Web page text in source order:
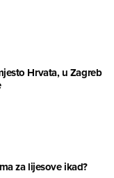
Hrvata, u Zagreb
za lijesove ikad?